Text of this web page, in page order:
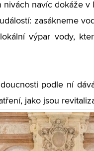
nivách navíc dokáže
zasákneme
výpar vody,
podle ní
jako jsou